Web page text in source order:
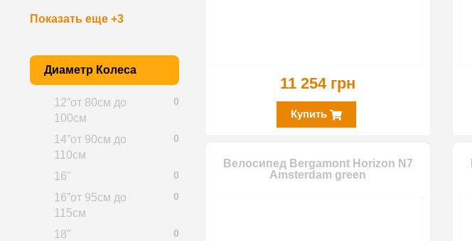
11 254 грн
Купить
Велосипед Bergamont Horizon N7
Amsterdam green
Показать еще +3
Диаметр Колеса
0
12”от 80см до
100см
0
14”от 90см до
110см
0
16"
0
16”от 95см до
115см
0
18"